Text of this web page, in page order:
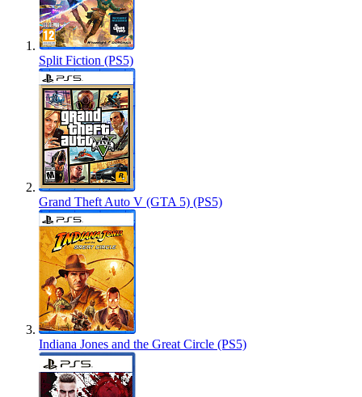
Split Fiction (PS5)
Grand Theft Auto V (GTA 5) (PS5)
Indiana Jones and the Great Circle (PS5)